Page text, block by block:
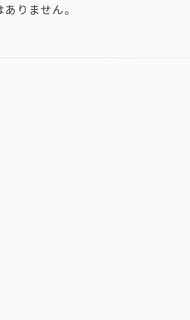
りません。